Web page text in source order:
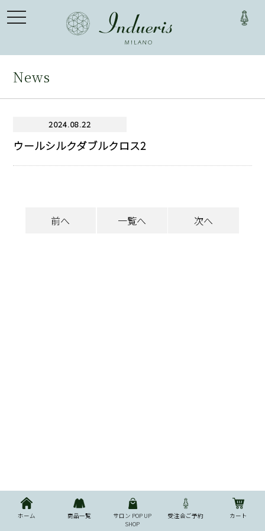
toggle
News
2024.08.22
ウールシルクダブルクロス2
前へ 一覧へ 次へ
ホーム 商品一覧
サロン POP UP
SHOP
受注会ご予約 カート